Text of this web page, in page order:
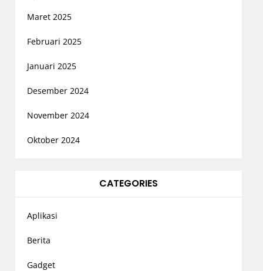
Maret 2025
Februari 2025
Januari 2025
Desember 2024
November 2024
Oktober 2024
CATEGORIES
Aplikasi
Berita
Gadget